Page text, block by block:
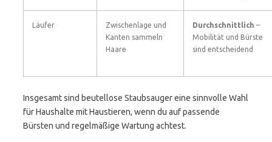
Läufer
Zwischenlage und
Kanten sammeln
Haare
Durchschnittlich –
Mobilität und Bürste
sind entscheidend
Insgesamt sind beutellose Staubsauger eine sinnvolle Wahl
für Haushalte mit Haustieren, wenn du auf passende
Bürsten und regelmäßige Wartung achtest.